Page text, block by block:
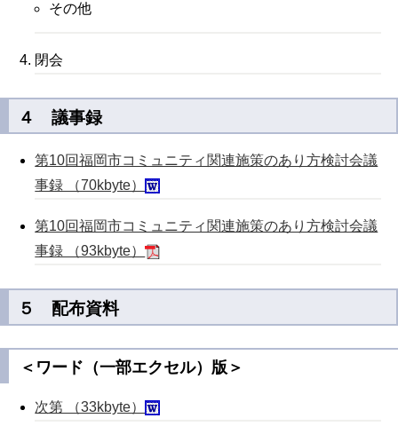
その他
閉会
４ 議事録
第10回福岡市コミュニティ関連施策のあり方検討会議
事録 （70kbyte）
第10回福岡市コミュニティ関連施策のあり方検討会議
事録 （93kbyte）
５ 配布資料
＜ワード（一部エクセル）版＞
次第 （33kbyte）